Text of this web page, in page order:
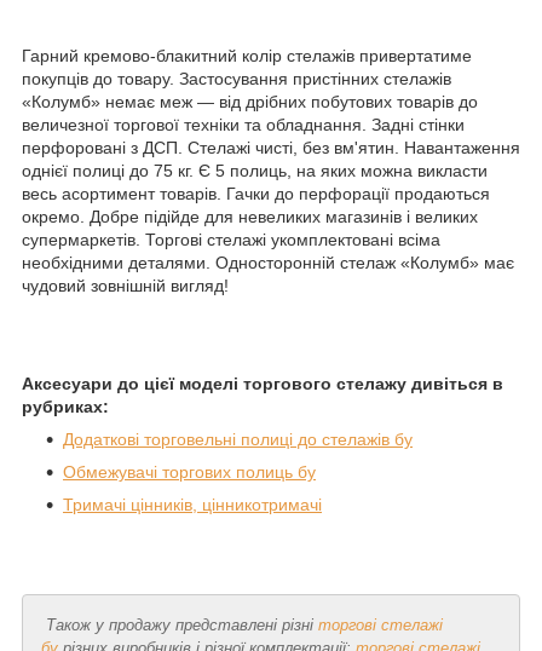
Гарний кремово-блакитний колір стелажів привертатиме
покупців до товару. Застосування пристінних стелажів
«Колумб» немає меж — від дрібних побутових товарів до
величезної торгової техніки та обладнання. Задні стінки
перфоровані з ДСП. Стелажі чисті, без вм'ятин. Навантаження
однієї полиці до 75 кг. Є 5 полиць, на яких можна викласти
весь асортимент товарів. Гачки до перфорації продаються
окремо. Добре підійде для невеликих магазинів і великих
супермаркетів. Торгові стелажі укомплектовані всіма
необхідними деталями. Односторонній стелаж «Колумб» має
чудовий зовнішній вигляд!
Аксесуари до цієї моделі торгового стелажу дивіться в
рубриках:
Додаткові торговельні полиці до стелажів бу
Обмежувачі торгових полиць бу
Тримачі цінників, цінникотримачі
Також у продажу представлені різні торгові стелажі